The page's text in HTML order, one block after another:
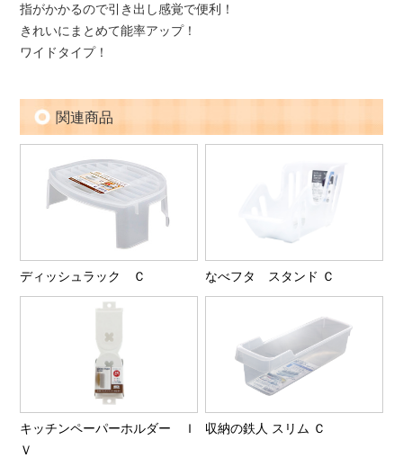
指がかかるので引き出し感覚で便利！
きれいにまとめて能率アップ！
ワイドタイプ！
関連商品
ディッシュラック Ｃ なべフタ スタンド Ｃ
キッチンペーパーホルダー Ｉ
Ｖ
収納の鉄人 スリム Ｃ